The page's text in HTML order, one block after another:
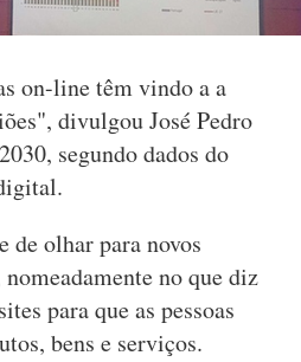
on-line têm vindo a a
divulgou José Pedro
segundo dados do
de olhar para novos
no que diz
para que as pessoas
bens e serviços.